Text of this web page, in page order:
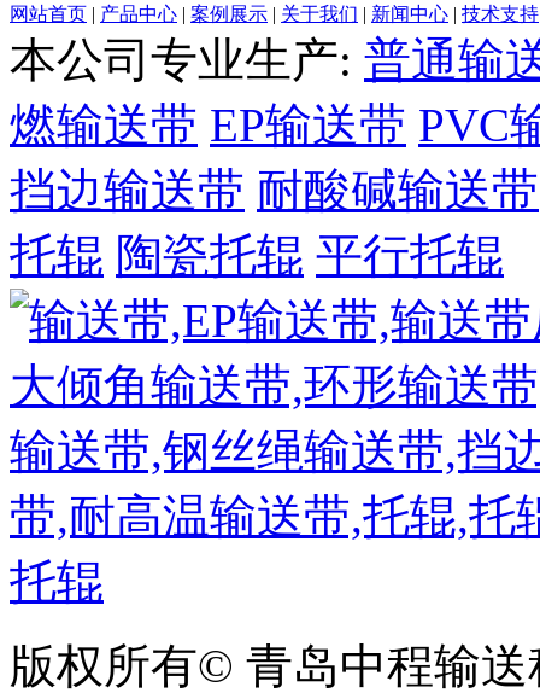
网站首页 | 产品中心 | 案例展示 | 关于我们 | 新闻中心 | 技术支持
本公司专业生产: 普通输
燃输送带 EP输送带 PVC
挡边输送带 耐酸碱输送带
托辊 陶瓷托辊 平行托辊
版权所有© 青岛中程输